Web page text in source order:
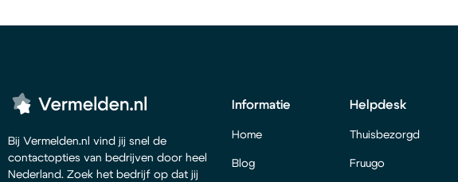
Bij Vermelden.nl vind jij snel de
contactopties van bedrijven door heel
Nederland. Zoek het bedrijf op dat jij
Informatie
Home
Blog
Helpdesk
Thuisbezorgd
Fruugo